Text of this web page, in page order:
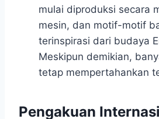
mulai diproduksi secara
mesin, dan motif-motif
terinspirasi dari budaya
Meskipun demikian,
tetap mempertahankan
Pengakuan